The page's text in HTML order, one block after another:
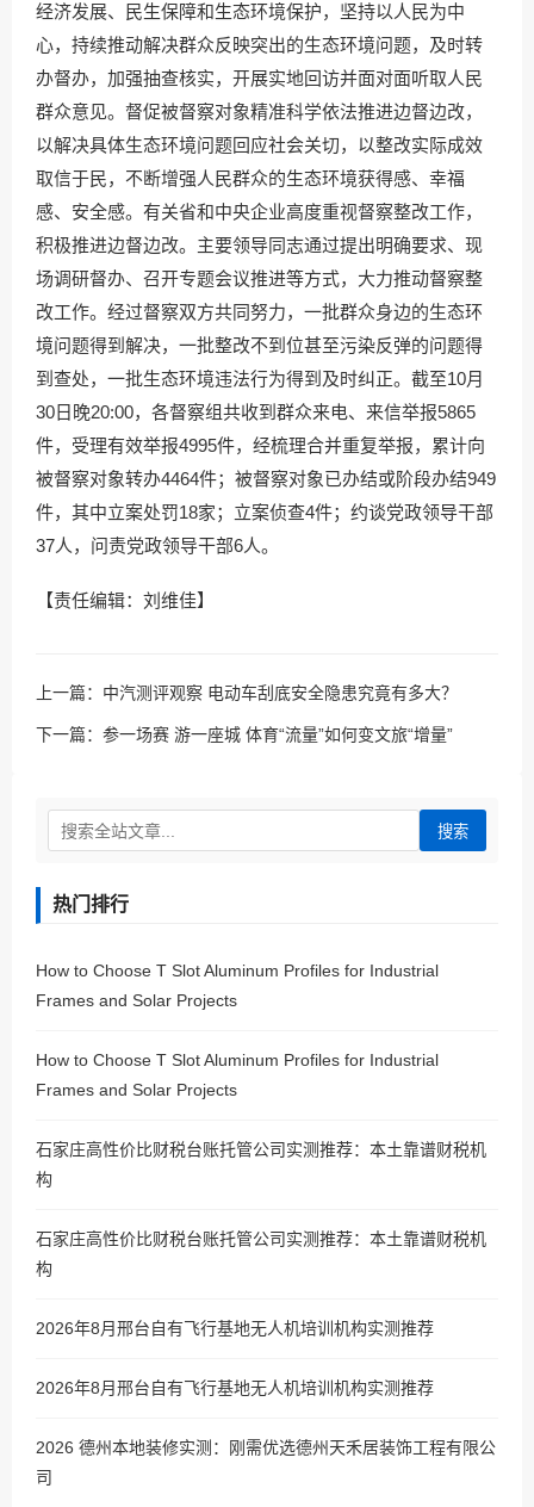
经济发展、民生保障和生态环境保护，坚持以人民为中
心，持续推动解决群众反映突出的生态环境问题，及时转
办督办，加强抽查核实，开展实地回访并面对面听取人民
群众意见。督促被督察对象精准科学依法推进边督边改，
以解决具体生态环境问题回应社会关切，以整改实际成效
取信于民，不断增强人民群众的生态环境获得感、幸福
感、安全感。有关省和中央企业高度重视督察整改工作，
积极推进边督边改。主要领导同志通过提出明确要求、现
场调研督办、召开专题会议推进等方式，大力推动督察整
改工作。经过督察双方共同努力，一批群众身边的生态环
境问题得到解决，一批整改不到位甚至污染反弹的问题得
到查处，一批生态环境违法行为得到及时纠正。截至10月
30日晚20:00，各督察组共收到群众来电、来信举报5865
件，受理有效举报4995件，经梳理合并重复举报，累计向
被督察对象转办4464件；被督察对象已办结或阶段办结949
件，其中立案处罚18家；立案侦查4件；约谈党政领导干部
37人，问责党政领导干部6人。
【责任编辑：刘维佳】
上一篇： 中汽测评观察 电动车刮底安全隐患究竟有多大？
下一篇： 参一场赛 游一座城 体育“流量”如何变文旅“增量”
搜索
热门排行
How to Choose T Slot Aluminum Profiles for Industrial
Frames and Solar Projects
How to Choose T Slot Aluminum Profiles for Industrial
Frames and Solar Projects
石家庄高性价比财税台账托管公司实测推荐：本土靠谱财税机
构
石家庄高性价比财税台账托管公司实测推荐：本土靠谱财税机
构
2026年8月邢台自有飞行基地无人机培训机构实测推荐
2026年8月邢台自有飞行基地无人机培训机构实测推荐
2026 德州本地装修实测：刚需优选德州天禾居装饰工程有限公
司